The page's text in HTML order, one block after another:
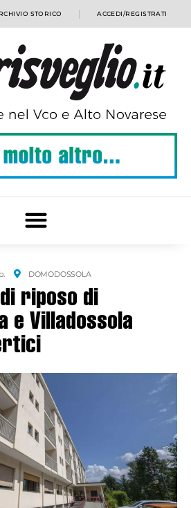
STORICO ACCEDI/REGISTRATI
DOMODOSSOLA
riposo di
e Villadossola